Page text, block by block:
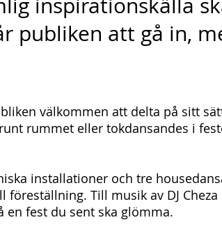
inspirationskälla
publiken att gå in,
välkommen att delta på sitt
rummet eller tokdansandes i
installationer och tre
Till musik av DJ
en fest du sent ska glömma.